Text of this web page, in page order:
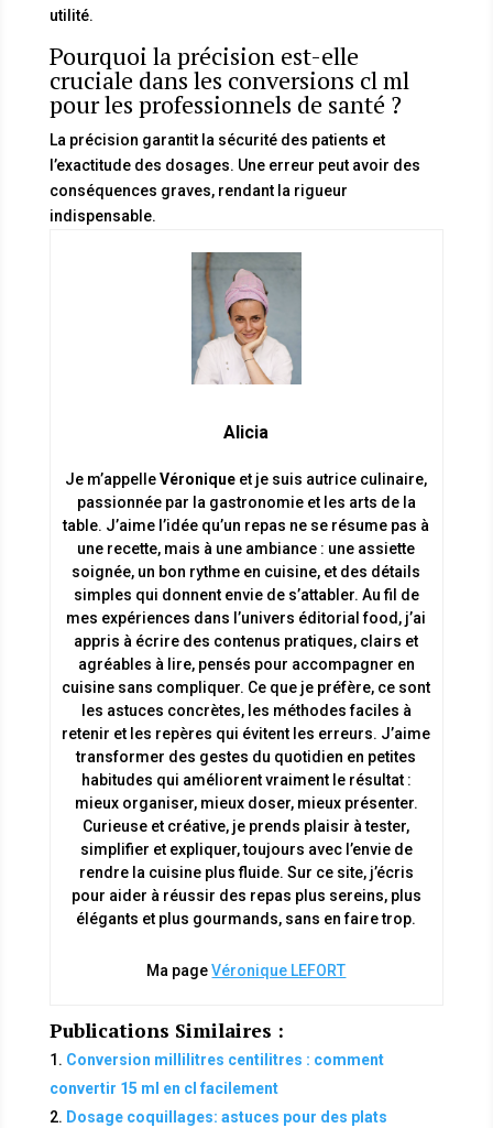
utilité.
Pourquoi la précision est-elle
cruciale dans les conversions cl ml
pour les professionnels de santé ?
La précision garantit la sécurité des patients et
l’exactitude des dosages. Une erreur peut avoir des
conséquences graves, rendant la rigueur
indispensable.
Alicia
Je m’appelleVéronique et je suis autrice culinaire,
passionnée par la gastronomie et les arts de la
table. J’aime l’idée qu’un repas ne se résume pas à
une recette, mais à une ambiance : une assiette
soignée, un bon rythme en cuisine, et des détails
simples qui donnent envie de s’attabler. Au fil de
mes expériences dans l’univers éditorial food, j’ai
appris à écrire des contenus pratiques, clairs et
agréables à lire, pensés pour accompagner en
cuisine sans compliquer. Ce que je préfère, ce sont
les astuces concrètes, les méthodes faciles à
retenir et les repères qui évitent les erreurs. J’aime
transformer des gestes du quotidien en petites
habitudes qui améliorent vraiment le résultat :
mieux organiser, mieux doser, mieux présenter.
Curieuse et créative, je prends plaisir à tester,
simplifier et expliquer, toujours avec l’envie de
rendre la cuisine plus fluide. Sur ce site, j’écris
pour aider à réussir des repas plus sereins, plus
élégants et plus gourmands, sans en faire trop.
Ma pageVéronique LEFORT
Publications Similaires :
Conversion millilitres centilitres : comment
convertir 15 ml en cl facilement
Dosage coquillages: astuces pour des plats